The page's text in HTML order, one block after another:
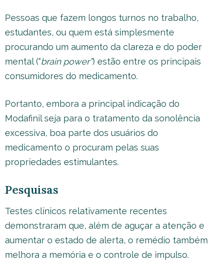
Pessoas que fazem longos turnos no trabalho,
estudantes, ou quem está simplesmente
procurando um aumento da clareza e do poder
mental (“brain power”) estão entre os principais
consumidores do medicamento.
Portanto, embora a principal indicação do
Modafinil seja para o tratamento da sonolência
excessiva, boa parte dos usuários do
medicamento o procuram pelas suas
propriedades estimulantes.
Pesquisas
Testes clínicos relativamente recentes
demonstraram que, além de aguçar a atenção e
aumentar o estado de alerta, o remédio também
melhora a memória e o controle de impulso.